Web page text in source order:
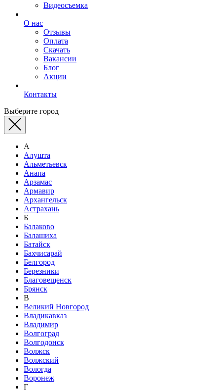
Видеосъемка
О нас
Отзывы
Оплата
Скачать
Вакансии
Блог
Акции
Контакты
Выберите город
А
Алушта
Альметьевск
Анапа
Арзамас
Армавир
Архангельск
Астрахань
Б
Балаково
Балашиха
Батайск
Бахчисарай
Белгород
Березники
Благовещенск
Брянск
В
Великий Новгород
Владикавказ
Владимир
Волгоград
Волгодонск
Волжск
Волжский
Вологда
Воронеж
Г